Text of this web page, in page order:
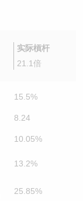
实际槓杆
21.1倍
15.5%
8.24
10.05%
13.2%
25.85%